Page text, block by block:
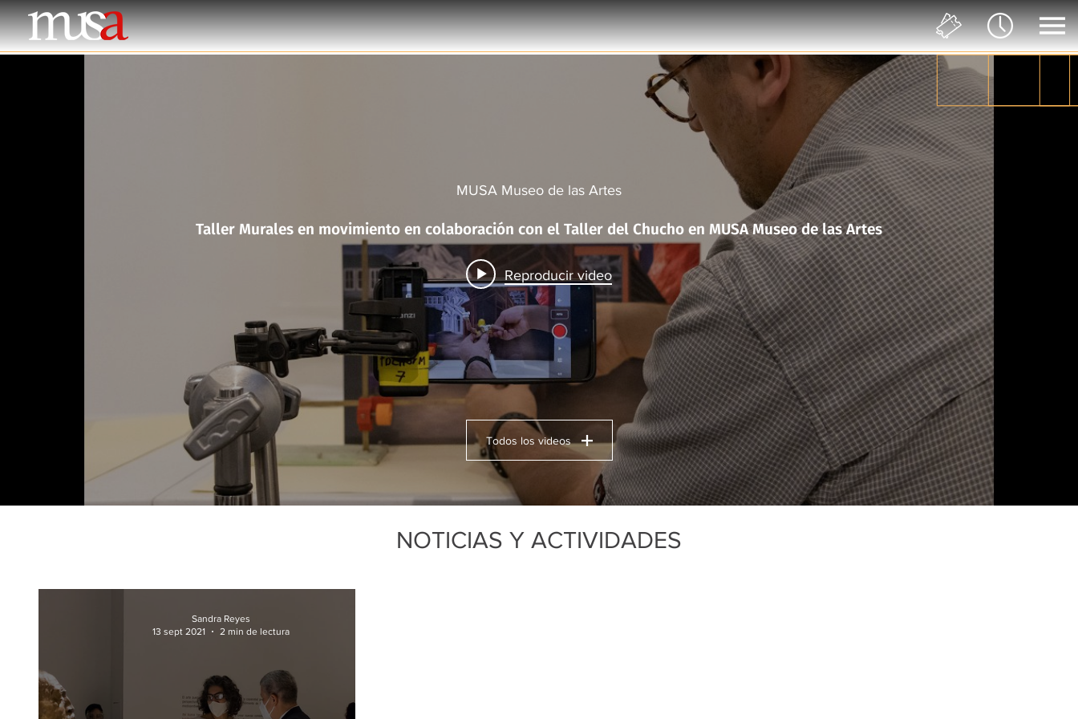
MUSA Museo de las Artes
Taller Murales en movimiento en colaboración con el Taller del Chucho en MUSA Museo de las Artes
Reproducir video
Todos los videos
NOTICIAS Y ACTIVIDADES
Sandra Reyes
13 sept 2021
2 min de lectura